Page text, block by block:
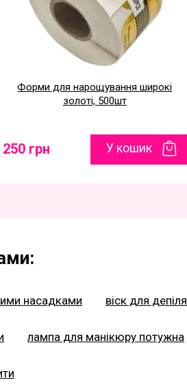
Форми для нарощування широкі
золоті, 500шт
250 грн У кошик
насадками віск для
лампа для манікюру потужна